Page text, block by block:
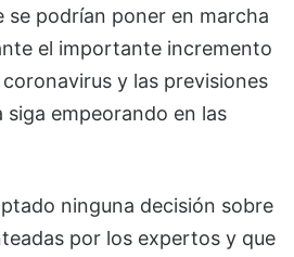
se podrían poner en marcha
el importante incremento
y las previsiones
siga empeorando en las
ninguna decisión sobre
por los expertos y que